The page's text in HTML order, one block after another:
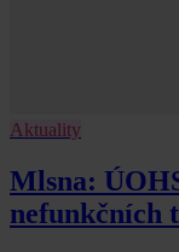
Aktuality
Mlsna:
nefunkčních